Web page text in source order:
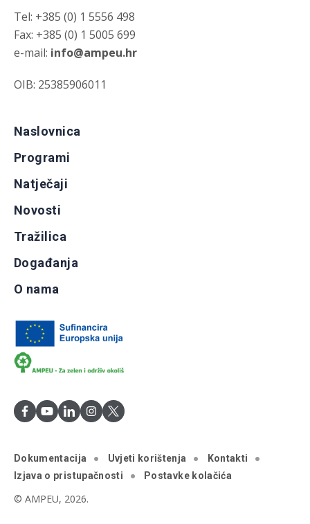
Tel: +385 (0) 1 5556 498
Fax: +385 (0) 1 5005 699
e-mail: info@ampeu.hr
OIB: 25385906011
Naslovnica
Programi
Natječaji
Novosti
Tražilica
Događanja
O nama
Dokumentacija Uvjeti korištenja
Kontakti
Izjava o pristupačnosti
Postavke kolačića
© AMPEU, 2026.